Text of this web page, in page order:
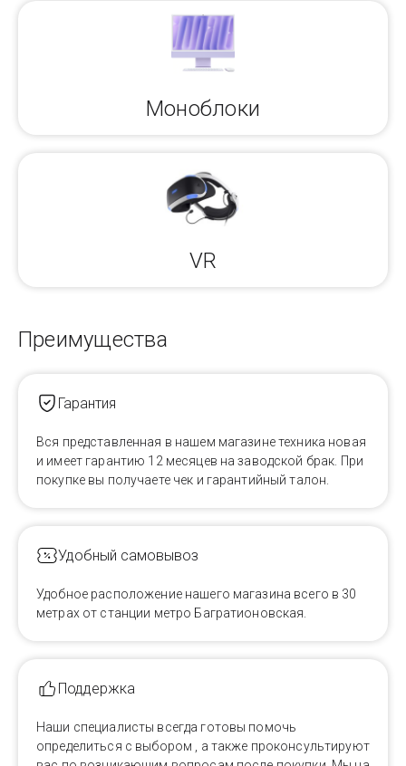
Моноблоки
VR
Преимущества
Гарантия
Вся представленная в нашем магазине техника новая
и имеет гарантию 12 месяцев на заводской брак. При
покупке вы получаете чек и гарантийный талон.
Удобный самовывоз
Удобное расположение нашего магазина всего в 30
метрах от станции метро Багратионовская.
Поддержка
Наши специалисты всегда готовы помочь
определиться с выбором , а также проконсультируют